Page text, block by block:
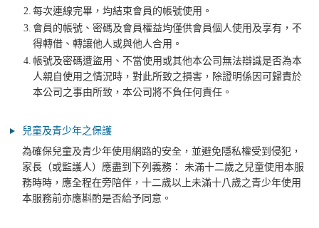
2. 每次連線完畢，均結束會員的帳號使用。
3. 會員的帳號、密碼及會員權益均僅供會員個人使用及享有，不
得轉借、轉讓他人或與他人合用。
4. 帳號及密碼遭盜用、不當使用或其他本公司無法辯識是否為本
人親自使用之情況時，對此所致之損害，除證明係因可歸責於
本公司之事由所致，本公司將不負任何責任。
兒童及青少年之保護
為確保兒童及青少年使用網路的安全，並避免隱私權受到侵犯，
家長（或監護人）應盡到下列義務： 未滿十二歲之兒童使用本服
務時時，應全程在旁陪伴，十二歲以上未滿十八歲之青少年使用
本服務前亦應斟酌是否給予同意。